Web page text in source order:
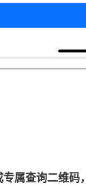
属查询二维码，